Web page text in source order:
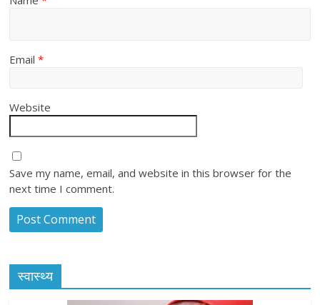
Email*
Website
Save my name, email, and website in this browser for the
next time I comment.
स्वास्थ्य